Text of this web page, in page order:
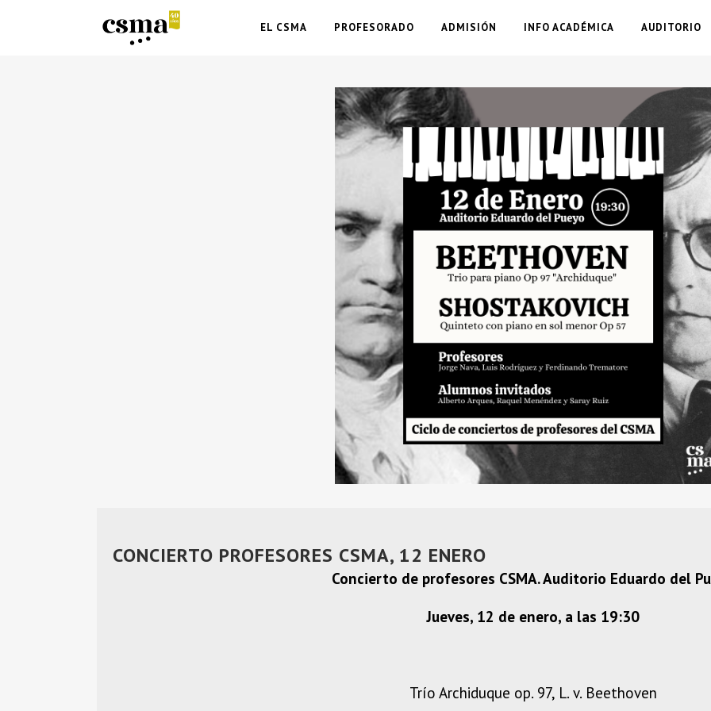
EL CSMA PROFESORADO ADMISIÓN INFO ACADÉMICA AUDITORIO
CONCIERTO PROFESORES CSMA, 12 ENERO
Concierto de profesores CSMA.Auditorio Eduardo del
Jueves, 12 de enero, a las 19:30
Trío Archiduque op. 97, L. v. Beethoven